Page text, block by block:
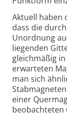
Aktuell haben
dass die
Unordnung
liegenden
gleichmäßig
erwarteten
man sich
einer